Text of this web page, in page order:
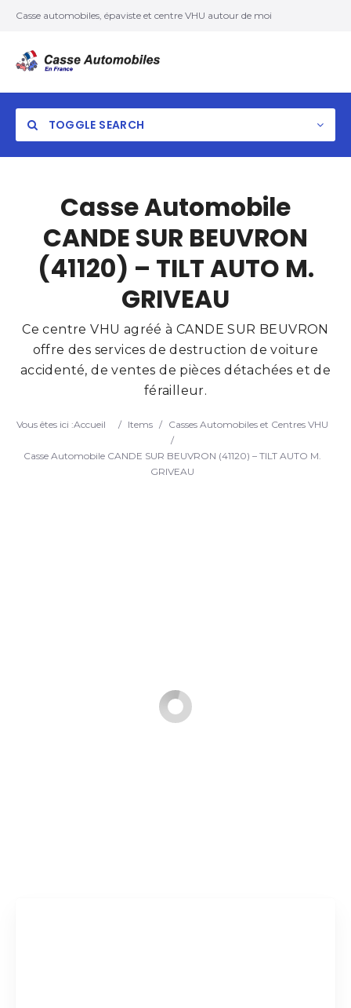
Casse automobiles, épaviste et centre VHU autour de moi
TOGGLE SEARCH
Search
Casse Automobile
CANDE SUR BEUVRON
(41120) – TILT AUTO M.
GRIVEAU
Ce centre VHU agréé à CANDE SUR BEUVRON
offre des services de destruction de voiture
accidenté, de ventes de pièces détachées et de
férailleur.
Vous êtes ici :Accueil / Items / Casses Automobiles et Centres VHU
/
Casse Automobile CANDE SUR BEUVRON (41120) – TILT AUTO M.
GRIVEAU